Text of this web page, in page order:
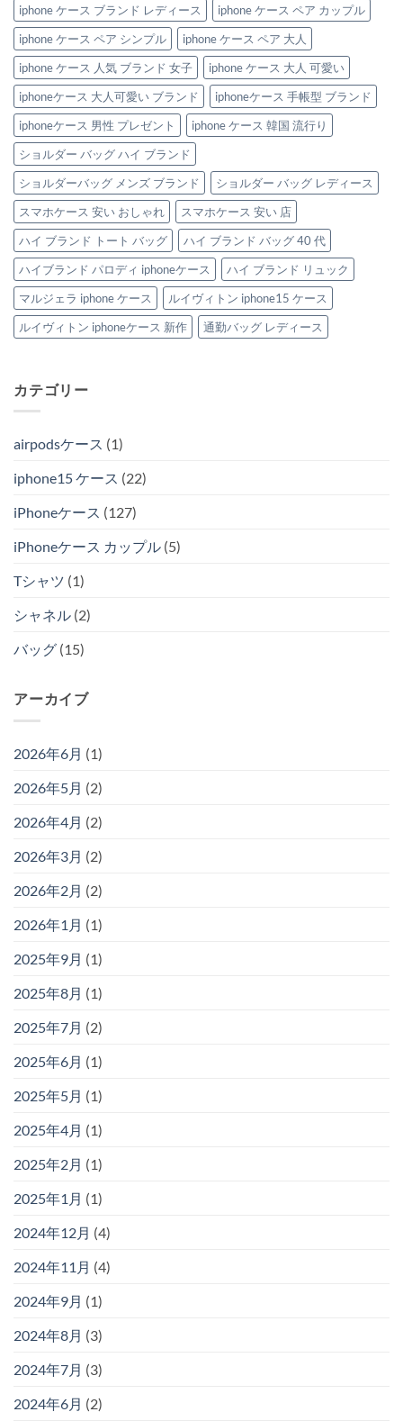
iphone ケース ブランド レディース
iphone ケース ペア カップル
iphone ケース ペア シンプル
iphone ケース ペア 大人
iphone ケース 人気 ブランド 女子
iphone ケース 大人 可愛い
iphoneケース 大人可愛い ブランド
iphoneケース 手帳型 ブランド
iphoneケース 男性 プレゼント
iphone ケース 韓国 流行り
ショルダー バッグ ハイ ブランド
ショルダーバッグ メンズ ブランド
ショルダー バッグ レディース
スマホケース 安い おしゃれ
スマホケース 安い 店
ハイ ブランド トート バッグ
ハイ ブランド バッグ 40 代
ハイブランド パロディ iphoneケース
ハイ ブランド リュック
マルジェラ iphone ケース
ルイヴィトン iphone15 ケース
ルイヴィトン iphoneケース 新作
通勤バッグ レディース
カテゴリー
airpodsケース (1)
iphone15 ケース (22)
iPhoneケース (127)
iPhoneケース カップル (5)
Tシャツ (1)
シャネル (2)
バッグ (15)
アーカイブ
2026年6月 (1)
2026年5月 (2)
2026年4月 (2)
2026年3月 (2)
2026年2月 (2)
2026年1月 (1)
2025年9月 (1)
2025年8月 (1)
2025年7月 (2)
2025年6月 (1)
2025年5月 (1)
2025年4月 (1)
2025年2月 (1)
2025年1月 (1)
2024年12月 (4)
2024年11月 (4)
2024年9月 (1)
2024年8月 (3)
2024年7月 (3)
2024年6月 (2)